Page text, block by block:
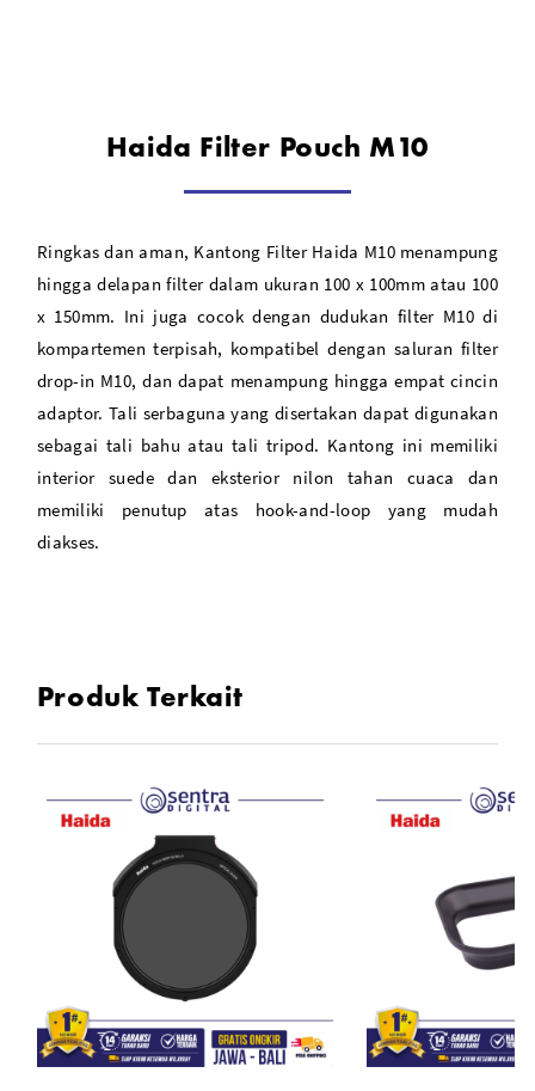
Exterior Material: Nylon
Weather-resistant
Haida Filter Pouch M10
Ringkas dan aman, Kantong Filter Haida M10 menampung
hingga delapan filter dalam ukuran 100 x 100mm atau 100
x 150mm. Ini juga cocok dengan dudukan filter M10 di
kompartemen terpisah, kompatibel dengan saluran filter
drop-in M10, dan dapat menampung hingga empat cincin
adaptor. Tali serbaguna yang disertakan dapat digunakan
sebagai tali bahu atau tali tripod. Kantong ini memiliki
interior suede dan eksterior nilon tahan cuaca dan
memiliki penutup atas hook-and-loop yang mudah
diakses.
Produk Terkait